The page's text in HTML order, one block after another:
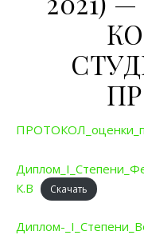
К.В
Скачать
Диплом-